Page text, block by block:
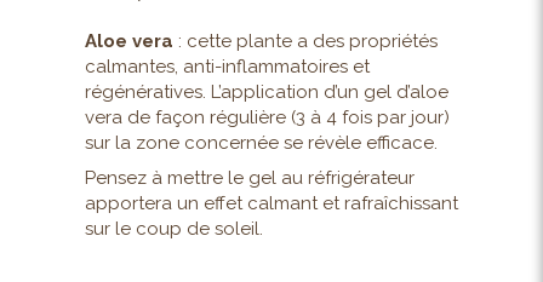
Aloe vera : cette plante a des propriétés
calmantes, anti-inflammatoires et
régénératives. L’application d’un gel d’aloe
vera de façon régulière (3 à 4 fois par jour)
sur la zone concernée se révèle efficace.
Pensez à mettre le gel au réfrigérateur
apportera un effet calmant et rafraîchissant
sur le coup de soleil.